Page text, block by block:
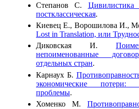
Степанов С. Цивилистика
постклассическая.
Киевец Е., Ворошилова И.,
Lost in Translation, или
Диковская И.
непоименованные
отдельных стран.
Карнаух Б.
экономические потери:
проблемы.
Хоменко М.